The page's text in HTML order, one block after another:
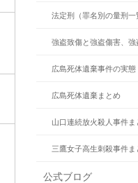
法定刑（罪名別の量刑一
強盗致傷と強盗傷害、
広島死体遺棄事件の実態
広島死体遺棄まとめ
山口連続放火殺人事件ま
三鷹女子高生刺殺事件ま
公式ブログ